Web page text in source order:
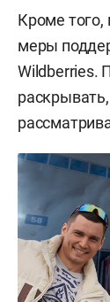
Кроме
меры
Wildberries.